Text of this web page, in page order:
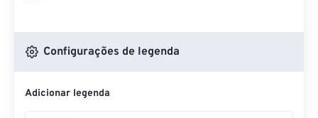
Configurações de legenda
Adicionar legenda